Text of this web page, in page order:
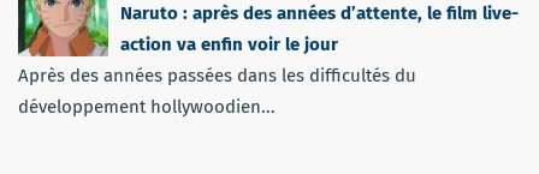
Naruto : après des années d’attente, le film live-
action va enfin voir le jour
Après des années passées dans les difficultés du
développement hollywoodien...